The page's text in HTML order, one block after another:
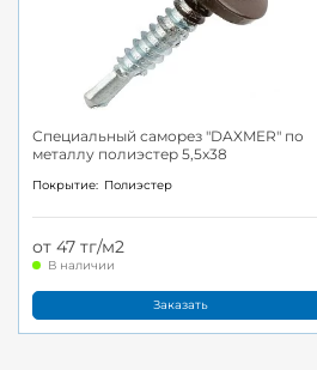
Специальный саморез "DAXMER" по
металлу полиэстер 5,5x38
Покрытие: Полиэстер
от 47 тг/м2
В наличии
Заказать